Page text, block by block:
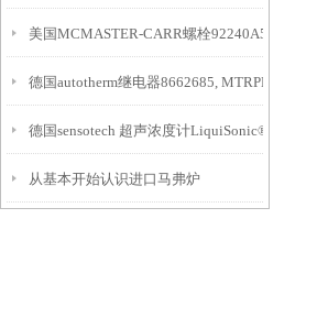
美国MCMASTER-CARR螺栓92240A535介绍
德国autotherm继电器8662685, MTRPH55/31介绍
德国sensotech 超声浓度计LiquiSonic®解决方案
从基本开始认识进口马弗炉